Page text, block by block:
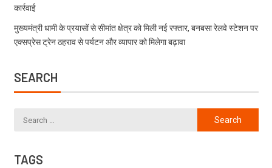
कार्रवाई
मुख्यमंत्री धामी के प्रयासों से सीमांत क्षेत्र को मिली नई रफ्तार, बनबसा रेलवे स्टेशन पर
एक्सप्रेस ट्रेन ठहराव से पर्यटन और व्यापार को मिलेगा बढ़ावा
SEARCH
TAGS